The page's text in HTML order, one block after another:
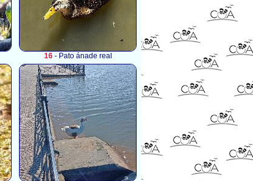
16- Pato ánade real